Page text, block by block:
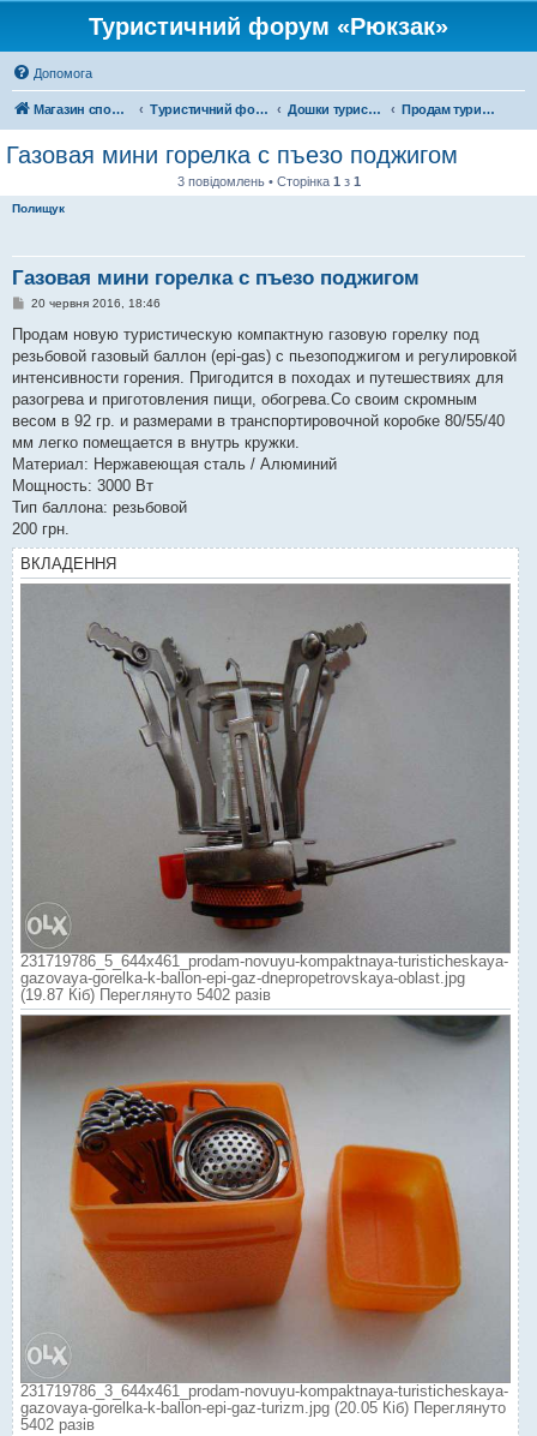
Туристичний форум «Рюкзак»
Допомога
Магазин спорядження Туристичний форум «Рюкзак» Дошки туристичних оголошень Продам туристичне спорядження
Газовая мини горелка с пъезо поджигом
3 повідомлень • Сторінка 1 з 1
Полищук
Газовая мини горелка с пъезо поджигом
П
в
д
о
л
е
н
я
20 червня 2016, 18:46
Продам новую туристическую компактную газовую горелку под
резьбовой газовый баллон (epi-gas) с пьезоподжигом и регулировкой
интенсивности горения. Пригодится в походах и путешествиях для
разогрева и приготовления пищи, обогрева.Со своим скромным
весом в 92 гр. и размерами в транспортировочной коробке 80/55/40
мм легко помещается в внутрь кружки.
Материал: Нержавеющая сталь / Алюминий
Мощность: 3000 Вт
Тип баллона: резьбовой
200 грн.
ВКЛАДЕННЯ
231719786_5_644x461_prodam-novuyu-kompaktnaya-turisticheskaya-
gazovaya-gorelka-k-ballon-epi-gaz-dnepropetrovskaya-oblast.jpg
(19.87 Кіб) Переглянуто 5402 разів
231719786_3_644x461_prodam-novuyu-kompaktnaya-turisticheskaya-
gazovaya-gorelka-k-ballon-epi-gaz-turizm.jpg (20.05 Кіб) Переглянуто
5402 разів